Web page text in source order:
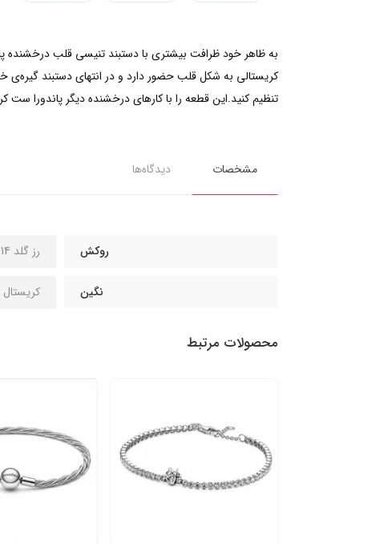
کریستالی به شکل قلب حضور دارد و در انتهای دستبند
تنظیم کنید.این قطعه را با کارهای درخشنده دیگر پاندورا
مشخصات دیدگاه‌ها
روکش رز گلد 14 عیار
نگین
محصولات مرتبط